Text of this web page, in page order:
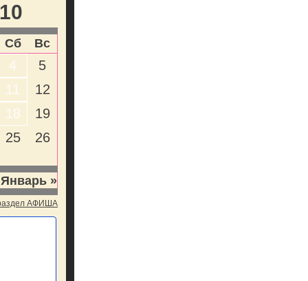
Сб Вс
4
5
11
12
18
19
25
26
Январь »
АФИША